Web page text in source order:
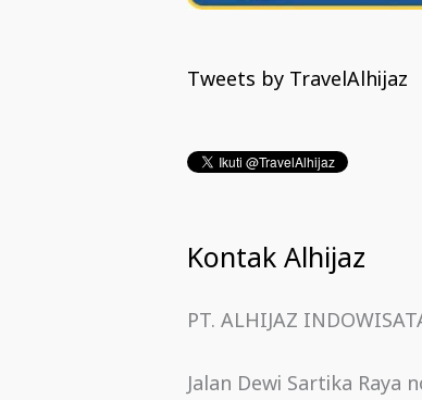
Tweets by TravelAlhijaz
Kontak Alhijaz
PT. ALHIJAZ
Jalan Dewi Sartika Raya